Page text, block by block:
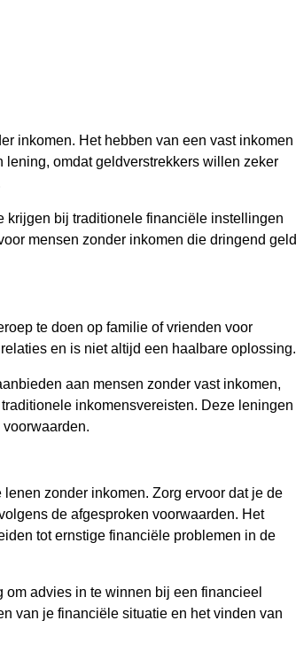
inkomen. Het hebben van een vast inkomen
omdat geldverstrekkers willen zeker
krijgen bij traditionele financiële instellingen
mensen zonder inkomen die dringend geld
te doen op familie of vrienden voor
en is niet altijd een haalbare oplossing.
aan mensen zonder vast inkomen,
inkomensvereisten. Deze leningen
zonder inkomen. Zorg ervoor dat je de
de afgesproken voorwaarden. Het
tot ernstige financiële problemen in de
advies in te winnen bij een financieel
van je financiële situatie en het vinden van